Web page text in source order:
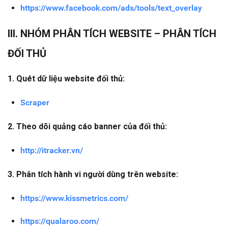
https://www.facebook.com/ads/tools/text_overlay
III. NHÓM PHÂN TÍCH WEBSITE – PHÂN TÍCH
ĐỐI THỦ
1. Quét dữ liệu website đối thủ:
Scraper
2. Theo dõi quảng cáo banner của đối thủ:
http://itracker.vn/
3. Phân tích hành vi người dùng trên website:
https://www.kissmetrics.com/
https://qualaroo.com/